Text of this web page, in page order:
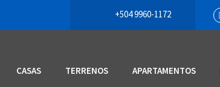
+504 9960-1172
CASAS TERRENOS APARTAMENTOS